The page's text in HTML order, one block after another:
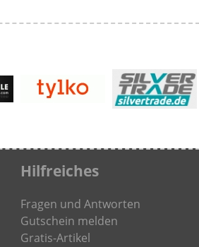
Hilfreiches
Fragen und Antworten
Gutschein melden
Gratis-Artikel